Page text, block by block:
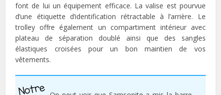
font de lui un équipement efficace. La valise est pourvue
d’une étiquette d’identification rétractable à l’arrière. Le
trolley offre également un compartiment intérieur avec
plateau de séparation doublé ainsi que des sangles
élastiques croisées pour un bon maintien de vos
vêtements.